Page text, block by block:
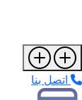
اتصل بنا